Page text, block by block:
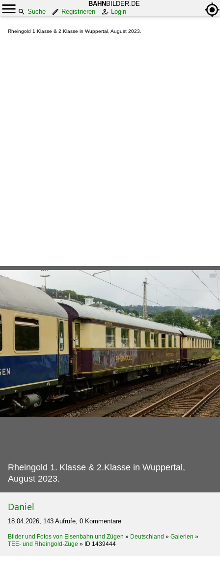
BAHN BILDER.DE
Suche
Registrieren Login
Rheingold 1.Klasse & 2.Klasse in Wuppertal, August 2023.
Rheingold 1. Klasse & 2.Klasse in Wuppertal,
August 2023.
Daniel
18.04.2026, 143 Aufrufe, 0 Kommentare
Bilder und Fotos von Eisenbahn und Zügen » Deutschland » Galerien »
TEE- und Rheingold-Züge » ID 1439444